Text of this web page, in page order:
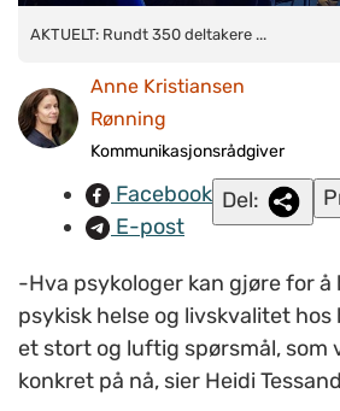
AKTUELT: Rundt 350 deltakere fra hele
Oslo. (FOTO: Anne Kristiansen Rønning/
AKTUELT: Rundt 350 deltakere ...
Anne Kristiansen
Rønning
Kommunikasjonsrådgiver
Facebook
E-post
Del:
-Hva psykologer kan gjøre for å
psykisk helse og livskvalitet
et stort og luftig spørsmål, som
konkret på nå, sier Heidi